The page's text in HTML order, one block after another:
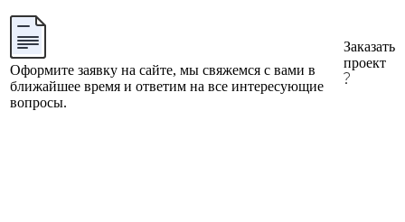
Оформите заявку на сайте, мы свяжемся с вами в
ближайшее время и ответим на все интересующие
вопросы.
Заказать
проект